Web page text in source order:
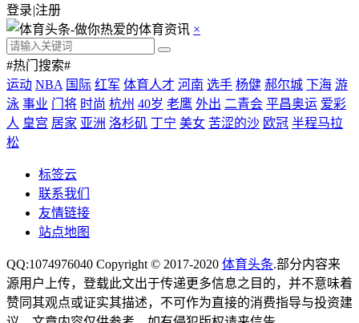
登录|注册
×
#热门搜索#
运动 NBA 国际 红军 体育人才 河南 选手 杨健 郝尔城 下海 游
泳 事业 门将 时尚 杭州 40岁 老鹰 外出 二青会 平昌奥运 爱彩
人 皇宫 居家 亚洲 洛杉矶 丁宁 美女 苦涩的沙 欧冠 半程马拉
松
标签云
联系我们
友情链接
站点地图
QQ:1074976040 Copyright © 2017-2020 体育头条.部分内容来
源用户上传，登载此文出于传递更多信息之目的，并不意味着
赞同其观点或证实其描述，不可作为直接的消费指导与投资建